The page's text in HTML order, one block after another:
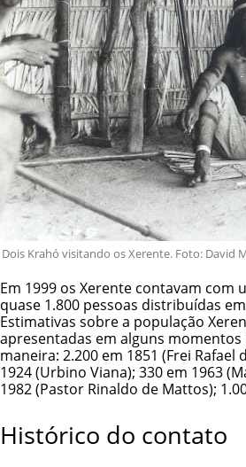
Dois Krahó visitando os Xerente. Foto: David
Em 1999 os Xerente contavam com
quase 1.800 pessoas distribuídas
Estimativas sobre a população
apresentadas em alguns
maneira: 2.200 em 1851 (Frei Rafael
1924 (Urbino Viana); 330 em 1963
1982 (Pastor Rinaldo de Mattos);
Histórico do contato